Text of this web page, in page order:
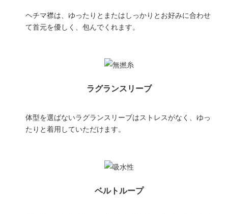
ヘチマ襟は、ゆったりとまたはしっかりとお好みに合わせ
て首元を優しく、包んでくれます。
ラグランスリーブ
体型を選ばないラグランスリーブはストレスがなく、ゆっ
たりと着用していただけます。
ベルトループ